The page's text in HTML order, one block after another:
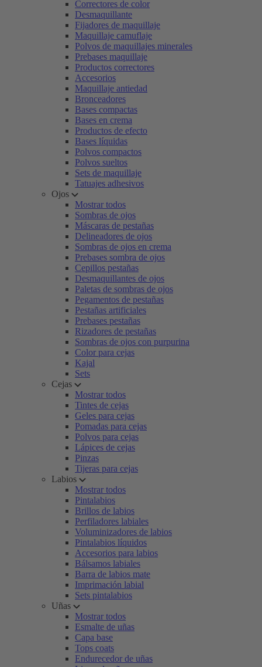
Correctores de color
Desmaquillante
Fijadores de maquillaje
Maquillaje camuflaje
Polvos de maquillajes minerales
Prebases maquillaje
Productos correctores
Accesorios
Maquillaje antiedad
Bronceadores
Bases compactas
Bases en crema
Productos de efecto
Bases líquidas
Polvos compactos
Polvos sueltos
Sets de maquillaje
Tatuajes adhesivos
Ojos
Mostrar todos
Sombras de ojos
Máscaras de pestañas
Delineadores de ojos
Sombras de ojos en crema
Prebases sombra de ojos
Cepillos pestañas
Desmaquillantes de ojos
Paletas de sombras de ojos
Pegamentos de pestañas
Pestañas artificiales
Prebases pestañas
Rizadores de pestañas
Sombras de ojos con purpurina
Color para cejas
Kajal
Sets
Cejas
Mostrar todos
Tintes de cejas
Geles para cejas
Pomadas para cejas
Polvos para cejas
Lápices de cejas
Pinzas
Tijeras para cejas
Labios
Mostrar todos
Pintalabios
Brillos de labios
Perfiladores labiales
Voluminizadores de labios
Pintalabios líquidos
Accesorios para labios
Bálsamos labiales
Barra de labios mate
Imprimación labial
Sets pintalabios
Uñas
Mostrar todos
Esmalte de uñas
Capa base
Tops coats
Endurecedor de uñas